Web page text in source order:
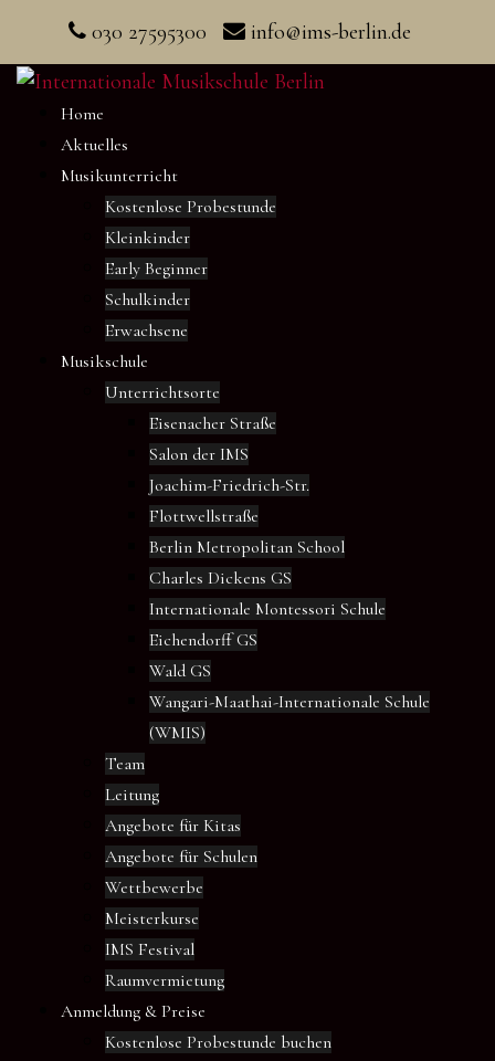
content
030 27595300 info@ims-berlin.de
Home
Aktuelles
Musikunterricht
Kostenlose Probestunde
Kleinkinder
Early Beginner
Schulkinder
Erwachsene
Musikschule
Unterrichtsorte
Eisenacher Straße
Salon der IMS
Joachim-Friedrich-Str.
Flottwellstraße
Berlin Metropolitan School
Charles Dickens GS
Internationale Montessori Schule
Eichendorff GS
Wald GS
Wangari-Maathai-Internationale Schule
(WMIS)
Team
Leitung
Angebote für Kitas
Angebote für Schulen
Wettbewerbe
Meisterkurse
IMS Festival
Raumvermietung
Anmeldung & Preise
Kostenlose Probestunde buchen